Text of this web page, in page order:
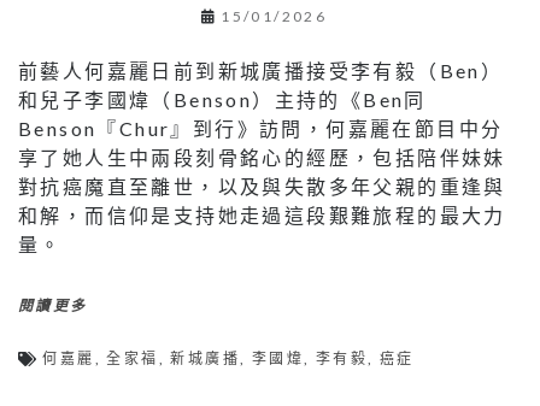
15/01/2026
前藝人何嘉麗日前到新城廣播接受李有毅（Ben）
和兒子李國煒（Benson）主持的《Ben同
Benson『Chur』到行》訪問，何嘉麗在節目中分
享了她人生中兩段刻骨銘心的經歷，包括陪伴妹妹
對抗癌魔直至離世，以及與失散多年父親的重逢與
和解，而信仰是支持她走過這段艱難旅程的最大力
量。
閱讀更多
何嘉麗 ,全家福 ,新城廣播 李國煒 李有毅 癌症